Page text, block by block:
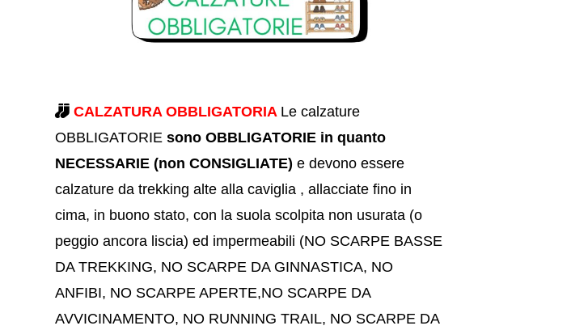
CALZATURA OBBLIGATORIA Le calzature
OBBLIGATORIEsono OBBLIGATORIE in quanto
NECESSARIE (non CONSIGLIATE) e devono essere
calzature da trekking alte alla caviglia , allacciate fino in
cima, in buono stato, con la suola scolpita non usurata (o
peggio ancora liscia) ed impermeabili (NO SCARPE BASSE
DA TREKKING, NO SCARPE DA GINNASTICA, NO
ANFIBI, NO SCARPE APERTE,NO SCARPE DA
AVVICINAMENTO, NO RUNNING TRAIL, NO SCARPE DA